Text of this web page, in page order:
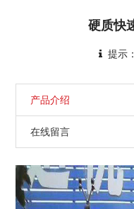
硬质快
提示
产品介绍
在线留言